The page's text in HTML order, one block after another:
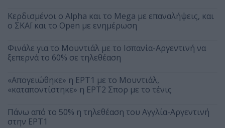
Κερδισμένοι ο Alpha και το Mega με επαναλήψεις, και
ο ΣΚΑΪ και το Open με ενημέρωση
Φινάλε για το Μουντιάλ με το Ισπανία-Αργεντινή να
ξεπερνά το 60% σε τηλεθέαση
«Απογειώθηκε» η ΕΡΤ1 με το Μουντιάλ,
«καταποντίστηκε» η ΕΡΤ2 Σπορ με το τένις
Πάνω από το 50% η τηλεθέαση του Αγγλία-Αργεντινή
στην ΕΡΤ1